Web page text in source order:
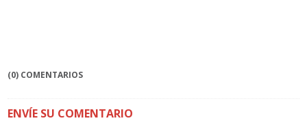
(0) COMENTARIOS
ENVÍE SU COMENTARIO